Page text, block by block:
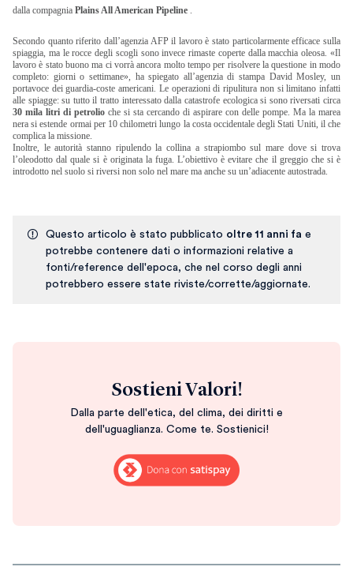
dalla compagnia Plains All American Pipeline .
Secondo quanto riferito dall’agenzia AFP il lavoro è stato particolarmente efficace sulla
spiaggia, ma le rocce degli scogli sono invece rimaste coperte dalla macchia oleosa. «Il
lavoro è stato buono ma ci vorrà ancora molto tempo per risolvere la questione in modo
completo: giorni o settimane», ha spiegato all’agenzia di stampa David Mosley, un
portavoce dei guardia-coste americani. Le operazioni di ripulitura non si limitano infatti
alle spiagge: su tutto il tratto interessato dalla catastrofe ecologica si sono riversati circa
30 mila litri di petrolio che si sta cercando di aspirare con delle pompe. Ma la marea
nera si estende ormai per 10 chilometri lungo la costa occidentale degli Stati Uniti, il che
complica la missione.
Inoltre, le autorità stanno ripulendo la collina a strapiombo sul mare dove si trova
l’oleodotto dal quale si è originata la fuga. L’obiettivo è evitare che il greggio che si è
introdotto nel suolo si riversi non solo nel mare ma anche su un’adiacente autostrada.
Questo articolo è stato pubblicato oltre 11 anni fa e
potrebbe contenere dati o informazioni relative a
fonti/reference dell'epoca, che nel corso degli anni
potrebbero essere state riviste/corrette/aggiornate.
Sostieni Valori!
Dalla parte dell'etica, del clima, dei diritti e
dell'uguaglianza. Come te. Sostienici!